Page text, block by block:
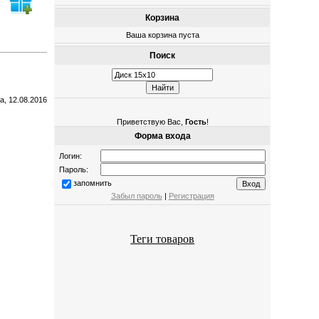
12.08.2016
Корзина
Ваша корзина пуста
Поиск
Приветствую Вас Гость!
Форма входа
Логин:
Пароль:
запомнить
Забыл пароль | Регистрация
Теги товаров